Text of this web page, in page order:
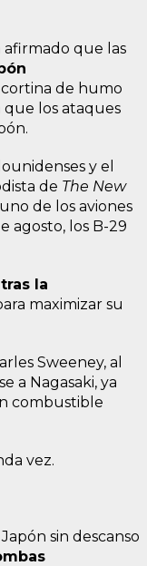
que las
de humo
que los ataques
y el
de The New
de los aviones
agosto, los B-29
la
maximizar su
Sweeney, al
a Nagasaki, ya
combustible
vez.
sin descanso